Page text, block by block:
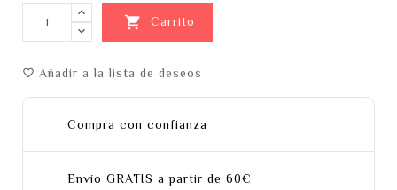
 Carrito
favorite_border Añadir a la lista de deseos
Compra con confianza
Envío GRATIS a partir de 60€